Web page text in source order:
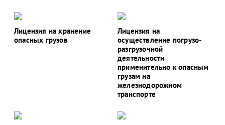
Лицензия на хранение
опасных грузов
Лицензия на
осуществление погрузо-
разгрузочной
деятельности
применительно к опасным
грузам на
железнодорожном
транспорте